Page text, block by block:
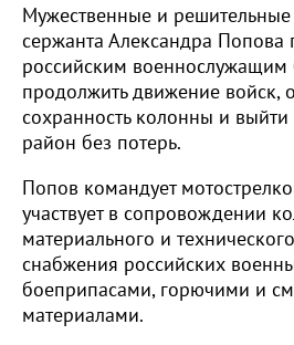
Мужественные и решительные
сержанта Александра Попова
российским военнослужащим
продолжить движение войск,
сохранность колонны и
район без потерь.
Попов командует
участвует в сопровождении
материального и
снабжения российских
боеприпасами, горючими и
материалами.